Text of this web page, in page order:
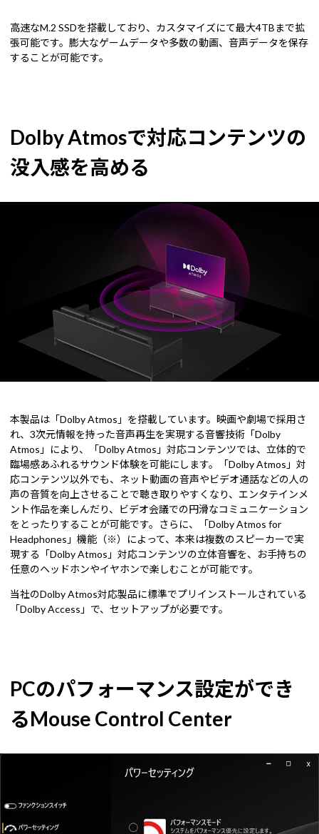
高速なM.2 SSDを搭載しており、カスタマイズにて最大4TBまで拡
張可能です。膨大なゲームデータや多数の動画、音声データを保存
することが可能です。
Dolby Atmosで対応コンテンツの
没入感を高める
本製品は「Dolby Atmos」を搭載しています。映画や劇場で採用さ
れ、3次元情報を持った音声再生を実現する音響技術「Dolby
Atmos」により、「Dolby Atmos」対応コンテンツでは、立体的で
臨場感あふれるサウンド体験を可能にします。「Dolby Atmos」対
応コンテンツ以外でも、ネット動画の音声やビデオ通話などの人の
声の音質を向上させることで聴き取りやすくなり、エンタテインメ
ント作品を楽しんだり、ビデオ会議での円滑なコミュニケーション
をとったりすることが可能です。さらに、「Dolby Atmos for
Headphones」機能（※）によって、本来は複数のスピーカーで実
現する「Dolby Atmos」対応コンテンツの立体音響を、お手持ちの
任意のヘッドホンやイヤホンで楽しむことが可能です。
当社のDolby Atmos対応製品に標準でプリインストールされている
「Dolby Access」で、セットアップが必要です。
PCのパフォーマンス設定ができ
るMouse Control Center